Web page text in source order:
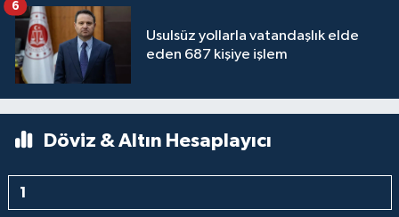
Usulsüz yollarla vatandaşlık elde
eden 687 kişiye işlem
6
Döviz & Altın Hesaplayıcı